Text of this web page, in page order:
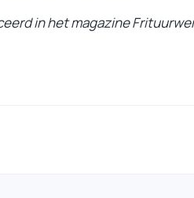
in het magazine